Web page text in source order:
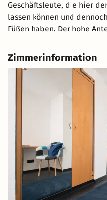
Geschäftsleute, die hier
lassen können und
Füßen haben. Der hohe
Zimmerinformation